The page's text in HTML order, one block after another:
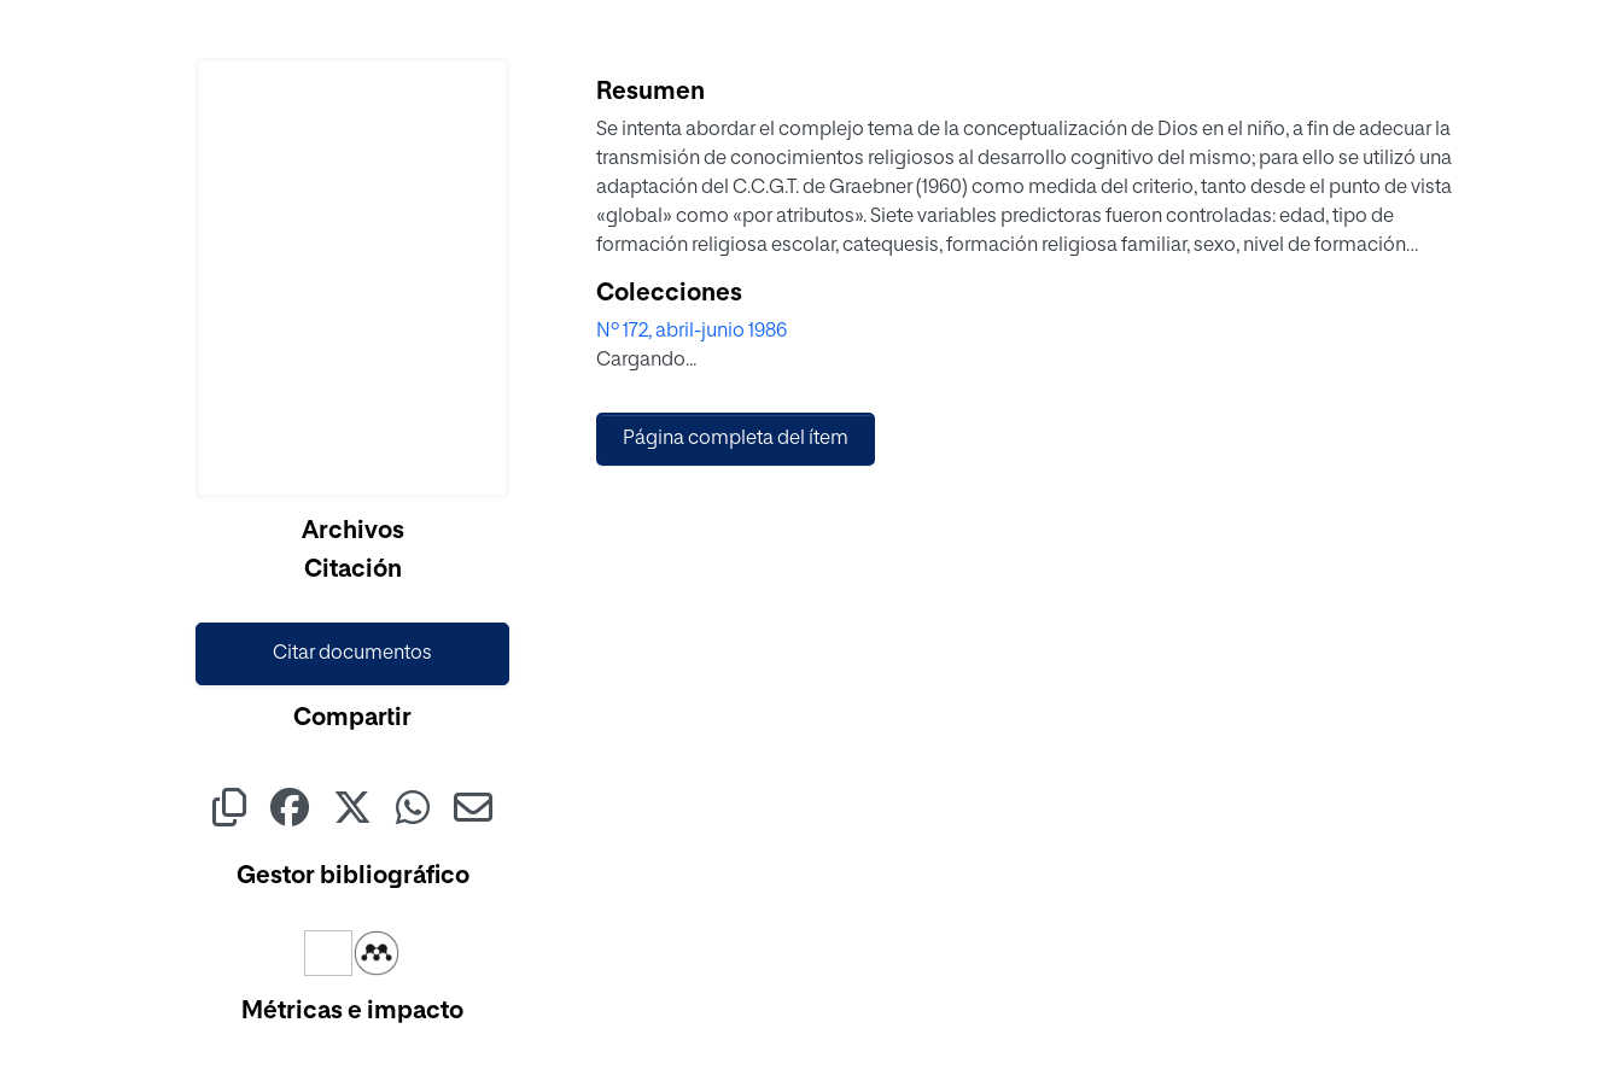
Archivos
Citación
Citar documentos
Compartir
Gestor bibliográfico
Métricas e impacto
Resumen
Se intenta abordar el complejo tema de la conceptualización de Dios en el niño, a fin de adecuar la
transmisión de conocimientos religiosos al desarrollo cognitivo del mismo; para ello se utilizó una
adaptación del C.C.G.T. de Graebner (1960) como medida del criterio, tanto desde el punto de vista
«global» como «por atributos». Siete variables predictoras fueron controladas: edad, tipo de
formación religiosa escolar, catequesis, formación religiosa familiar, sexo, nivel de formación
concepción) de Dios sigue un patrón de desarrollo congruente con el modelo de desarrollo general,
tal y como propone Nye (1984), si bien el niño recibe de su familia una formación religiosa que a pesar
de no estar vinculada excesivamente a aspectos cognitivos, como lo está la que recibe en el colegio
Colecciones
Nº 172, abril-junio 1986
Cargando...
Página completa del ítem